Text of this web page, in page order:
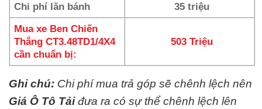
Chi phí lăn bánh
35 triệu
Mua xe Ben Chiến
Thắng CT3.48TD1/4X4
cần chuẩn bị:
503 Triệu
Ghi chú: Chi phí mua trả góp sẽ chênh lệch nên
Giá Ô Tô Tảiđưa ra có sự thể chênh lệch lên